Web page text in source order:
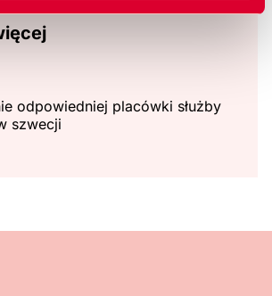
odpowiedniej placówki służby
szwecji